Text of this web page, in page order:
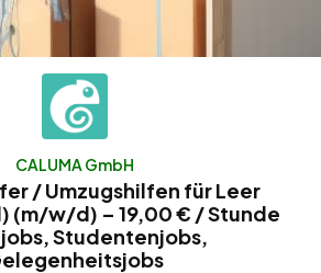
CALUMA GmbH
/ Umzugshilfen für Leer
(m/w/d) – 19,00 € / Stunde
Studentenjobs,